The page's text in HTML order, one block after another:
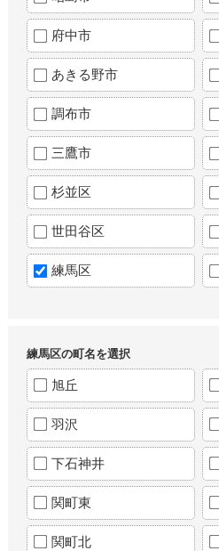
府中市
あきる野市
調布市
三鷹市
杉並区
世田谷区
練馬区
練馬区の町名を選択
旭丘
羽沢
下石神井
関町東
関町北